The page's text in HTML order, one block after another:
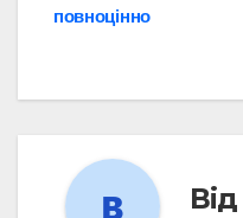
повноцінно
Від